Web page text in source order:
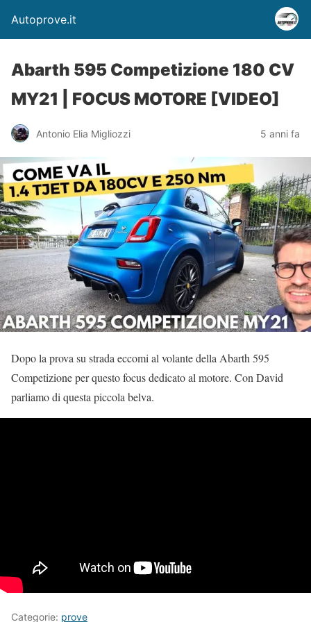
Autoprove.it
Abarth 595 Competizione 180 CV
MY21 | FOCUS MOTORE [VIDEO]
Antonio Elia Migliozzi 5 anni fa
Dopo la prova su strada eccomi al volante della Abarth 595
Competizione per questo focus dedicato al motore. Con David
parliamo di questa piccola belva.
Categorie: prove